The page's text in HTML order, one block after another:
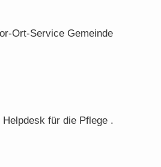
Ort-Service Gemeinde
für die Pflege .